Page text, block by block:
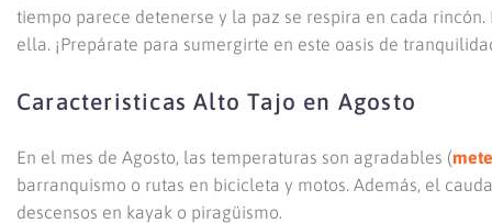
tiempo parece detenerse y la paz se respira en cada
ella. ¡Prepárate para sumergirte en este oasis de
Caracteristicas Alto Tajo en Agosto
En el mes de Agosto, las temperaturas son agradables (
barranquismo o rutas en bicicleta y motos. Además, el
descensos en kayak o piragüismo.